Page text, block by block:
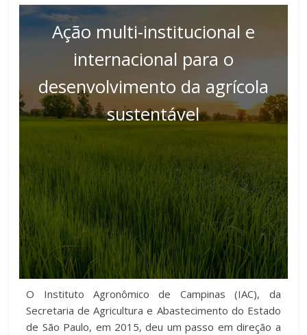
Ação multi-institucional e
internacional para o
desenvolvimento da agrícola
sustentável
O Instituto Agronômico de Campinas (IAC), da
Secretaria de Agricultura e Abastecimento do Estado
de São Paulo, em 2015, deu um passo em direção a